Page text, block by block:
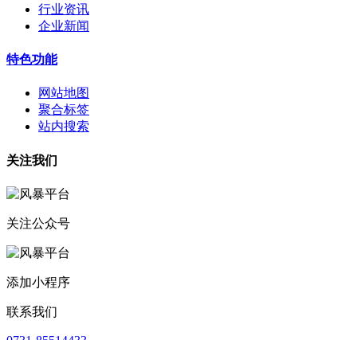
行业资讯
企业新闻
特色功能
网站地图
聚合标签
站内搜索
关注我们
关注公众号
添加小程序
联系我们